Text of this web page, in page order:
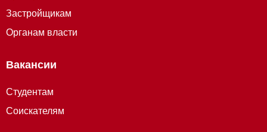
Застройщикам
Органам власти
Вакансии
Студентам
Соискателям